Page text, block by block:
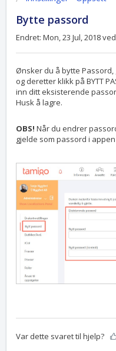
Bytte passord
Endret: Mon, 23 Jul, 2018
Ønsker du å bytte Passord,
og deretter klikk på BYTT
inn ditt eksisterende
Husk å lagre.
OBS! Når du endrer
gjelde som passord i
Var dette svaret til hjelp?